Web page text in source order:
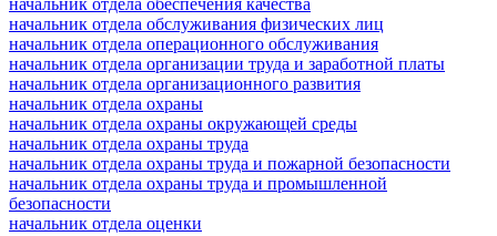
начальник отдела обслуживания физических лиц
начальник отдела операционного обслуживания
начальник отдела организации труда и заработной платы
начальник отдела организационного развития
начальник отдела охраны
начальник отдела охраны окружающей среды
начальник отдела охраны труда
начальник отдела охраны труда и пожарной безопасности
начальник отдела охраны труда и промышленной
безопасности
начальник отдела оценки